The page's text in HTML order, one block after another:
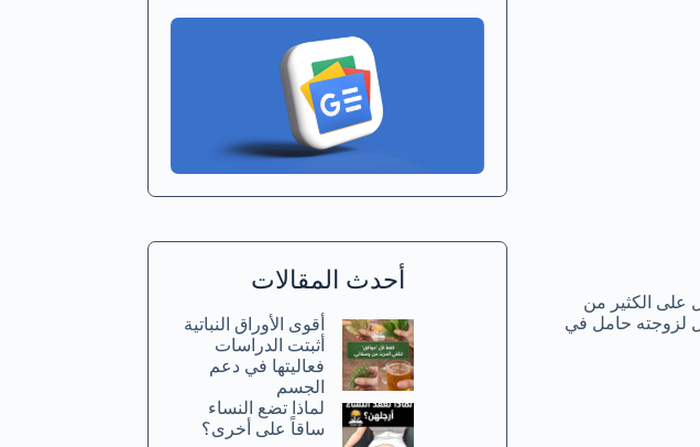
على الكثير من
لزوجته حامل في
أحدث المقالات
أقوى الأوراق النباتية
أثبتت الدراسات
فعاليتها في دعم
الجسم
لماذا تضع النساء
ساقاً على أخرى؟